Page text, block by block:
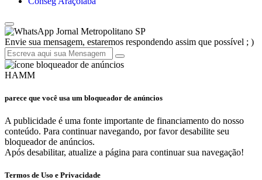
Jornal Metropolitano SP
Envie sua mensagem, estaremos respondendo assim que possível ; )
HAMM
parece que você usa um bloqueador de anúncios
A publicidade é uma fonte importante de financiamento do nosso
conteúdo. Para continuar navegando, por favor desabilite seu
bloqueador de anúncios.
Após desabilitar, atualize a página para continuar sua navegação!
Termos de Uso e Privacidade